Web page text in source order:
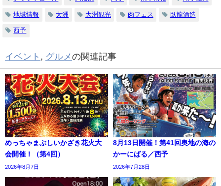
地域情報 大洲 大洲観光 肉フェス 臥龍酒造
西予
イベント , グルメの関連記事
めっちゃまぶしいかざき花火大
会開催！（第4回）
2026年8月7日
8月13日開催！第41回奥地の海の
かーにばる／西予
2026年7月28日